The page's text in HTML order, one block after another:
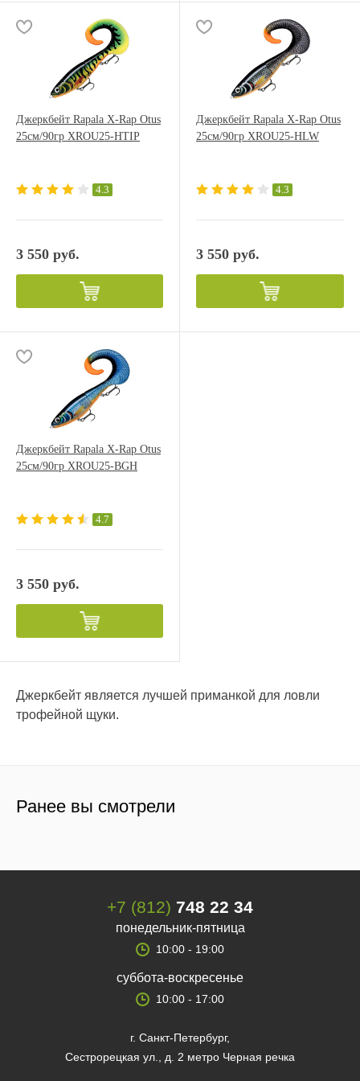
Джеркбейт Rapala X-Rap Otus
25см/90гр XROU25-HTIP
4.3
3 550 руб.
Джеркбейт Rapala X-Rap Otus
25см/90гр XROU25-HLW
4.3
3 550 руб.
Джеркбейт Rapala X-Rap Otus
25см/90гр XROU25-BGH
4.7
3 550 руб.
Джеркбейт является лучшей приманкой для ловли
трофейной щуки.
Ранее вы смотрели
+7 (812) 748 22 34
понедельник-пятница
10:00 - 19:00
суббота-воскресенье
10:00 - 17:00
г. Санкт-Петербург,
Сестрорецкая ул., д. 2 метро Черная речка